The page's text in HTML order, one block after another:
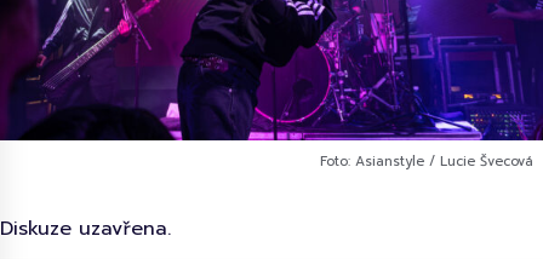
Foto: Asianstyle / Lucie Švecová
Diskuze uzavřena.